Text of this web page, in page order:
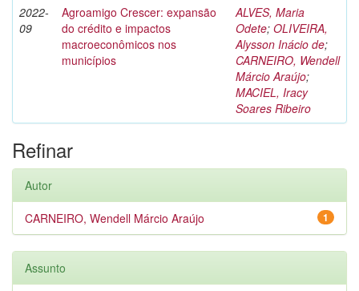
2022-
09
Agroamigo Crescer: expansão
do crédito e impactos
macroeconômicos nos
municípios
ALVES, Maria
Odete; OLIVEIRA,
Alysson Inácio de;
CARNEIRO, Wendell
Márcio Araújo;
MACIEL, Iracy
Soares Ribeiro
Refinar
Autor
1
CARNEIRO, Wendell Márcio Araújo
Assunto